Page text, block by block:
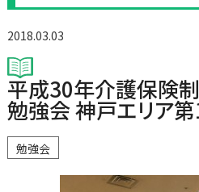
2018.03.03
平成30年介護保険
勉強会 神戸エリア
勉強会